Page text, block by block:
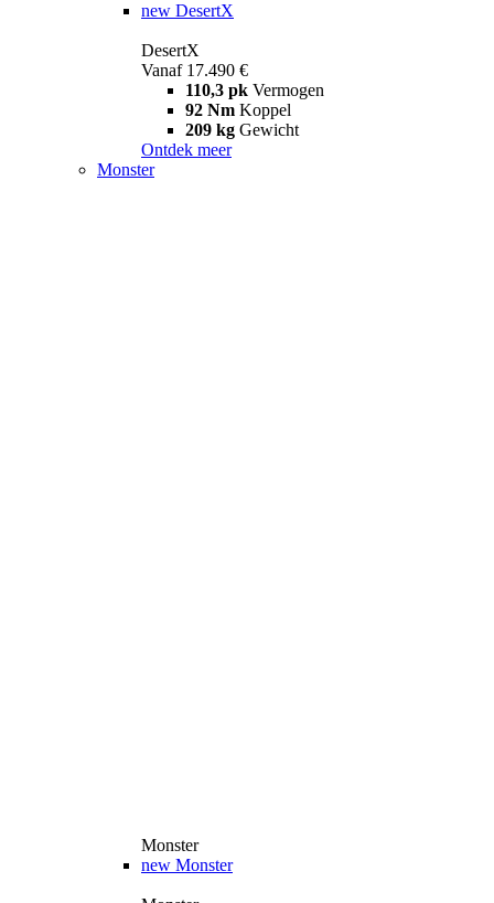
new DesertX
DesertX
Vanaf 17.490 €
110,3 pk Vermogen
92 Nm Koppel
209 kg Gewicht
Ontdek meer
Monster
Monster
new Monster